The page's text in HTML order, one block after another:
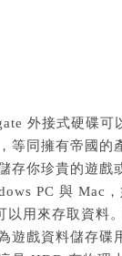
外接式硬碟可
等同擁有帝國的
存你珍貴的遊戲
PC 與 Mac
以用來存取資料
遊戲資料儲存碟